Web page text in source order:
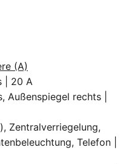
(A)
| 20 A
Außenspiegel rechts |
Zentralverriegelung,
Telefon |